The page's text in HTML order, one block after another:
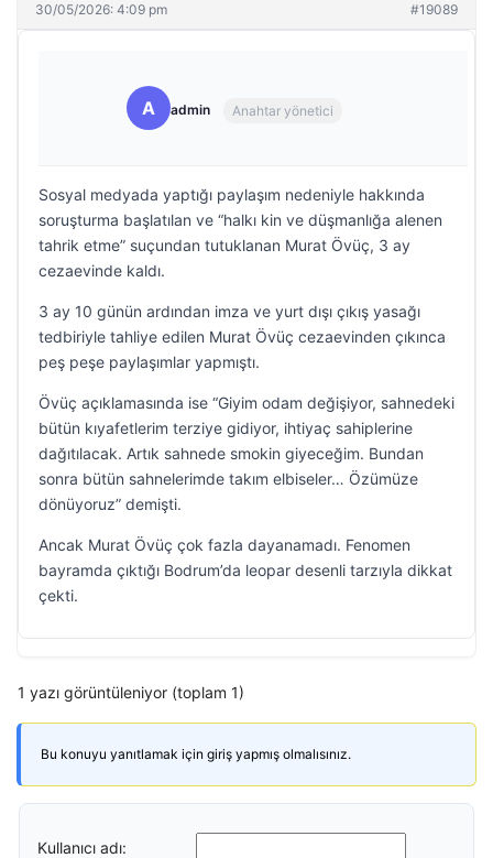
30/05/2026: 4:09 pm #19089
A admin Anahtar yönetici
Sosyal medyada yaptığı paylaşım nedeniyle hakkında
soruşturma başlatılan ve “halkı kin ve düşmanlığa alenen
tahrik etme” suçundan tutuklanan Murat Övüç, 3 ay
cezaevinde kaldı.
3 ay 10 günün ardından imza ve yurt dışı çıkış yasağı
tedbiriyle tahliye edilen Murat Övüç cezaevinden çıkınca
peş peşe paylaşımlar yapmıştı.
Övüç açıklamasında ise “Giyim odam değişiyor, sahnedeki
bütün kıyafetlerim terziye gidiyor, ihtiyaç sahiplerine
dağıtılacak. Artık sahnede smokin giyeceğim. Bundan
sonra bütün sahnelerimde takım elbiseler… Özümüze
dönüyoruz” demişti.
Ancak Murat Övüç çok fazla dayanamadı. Fenomen
bayramda çıktığı Bodrum’da leopar desenli tarzıyla dikkat
çekti.
1 yazı görüntüleniyor (toplam 1)
Bu konuyu yanıtlamak için giriş yapmış olmalısınız.
Kullanıcı adı: